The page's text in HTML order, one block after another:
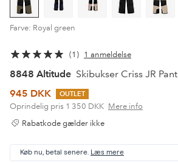
Farve: Royal green
1 1 anmeldelse
8848 Altitude Skibukser Criss JR Pant
945 DKK
OUTLET
Oprindelig pris 1 350 DKK Mere info
Rabatkode gælder ikke
Køb nu, betal senere. Læs mere